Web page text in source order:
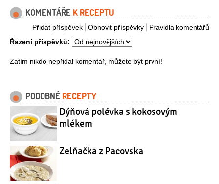
KOMENTÁŘE K RECEPTU
Pravidla komentářů
Obnovit příspěvky
Přidat příspěvek
Řazení příspěvků:
Zatím nikdo nepřidal komentář, můžete být první!
PODOBNÉ RECEPTY
Dýňová polévka s kokosovým
mlékem
Zelňačka z Pacovska